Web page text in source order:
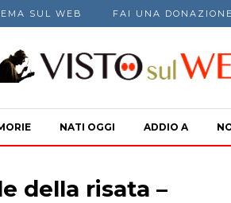
SUL WEB FAI UNA DONAZIONE
NATI OGGI ADDIO A
della risata –